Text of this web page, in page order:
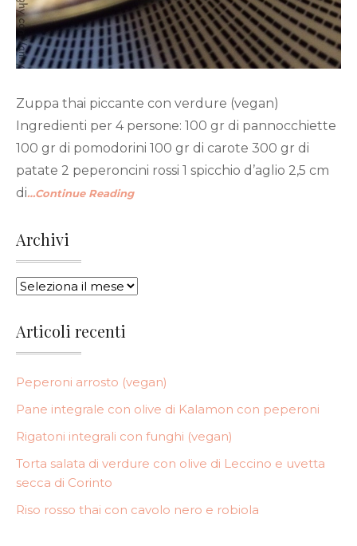
Zuppa thai piccante con verdure (vegan)
Ingredienti per 4 persone: 100 gr di pannocchiette
100 gr di pomodorini 100 gr di carote 300 gr di
patate 2 peperoncini rossi 1 spicchio d’aglio 2,5 cm
di…Continue Reading
Archivi
ARCHIVI
Articoli recenti
Peperoni arrosto (vegan)
Pane integrale con olive di Kalamon con peperoni
Rigatoni integrali con funghi (vegan)
Torta salata di verdure con olive di Leccino e uvetta
secca di Corinto
Riso rosso thai con cavolo nero e robiola